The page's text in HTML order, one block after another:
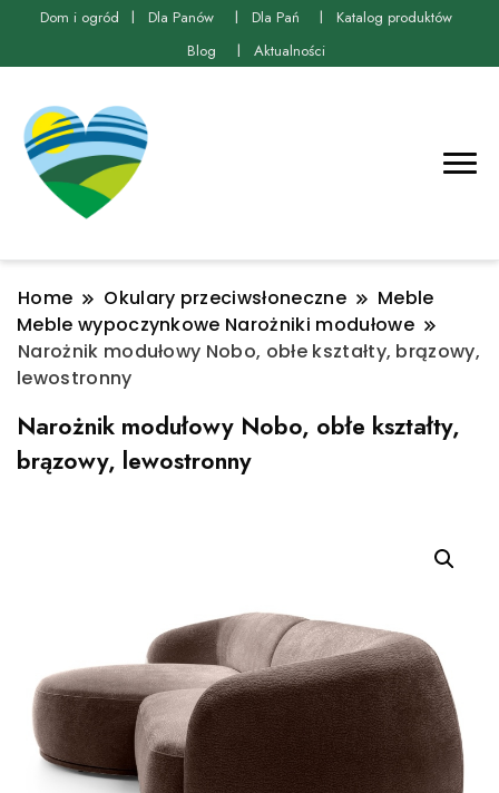
Dom i ogród Dla Panów Dla Pań
Katalog produktów
Blog
Aktualności
Home Okulary przeciwsłoneczne
Meble
Meble wypoczynkowe Narożniki modułowe
Narożnik modułowy Nobo, obłe kształty, brązowy,
lewostronny
Narożnik modułowy Nobo, obłe kształty,
brązowy, lewostronny